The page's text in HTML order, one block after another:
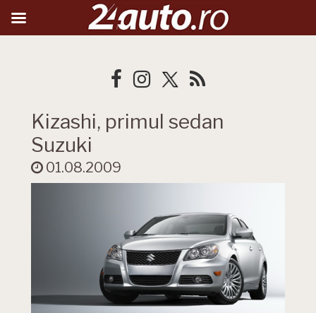
Kizashi, primul sedan
Suzuki
01.08.2009